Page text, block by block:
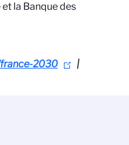
la Banque des
2030
|